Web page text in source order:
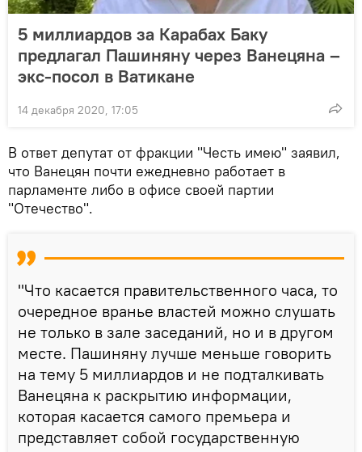
5 миллиардов за Карабах Баку
предлагал Пашиняну через Ванецяна –
экс-посол в Ватикане
14 декабря 2020, 17:05
В ответ депутат от фракции "Честь имею" заявил,
что Ванецян почти ежедневно работает в
парламенте либо в офисе своей партии
"Отечество".
"Что касается правительственного часа, то
очередное вранье властей можно слушать
не только в зале заседаний, но и в другом
месте. Пашиняну лучше меньше говорить
на тему 5 миллиардов и не подталкивать
Ванецяна к раскрытию информации,
которая касается самого премьера и
представляет собой государственную